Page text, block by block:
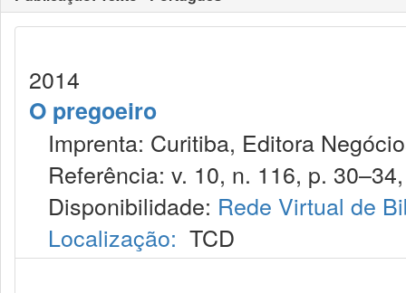
2014
O pregoeiro
Imprenta: Curitiba, Editora
Referência: v. 10, n. 116, p.
Disponibilidade: Rede Virtual de
Localização: TCD